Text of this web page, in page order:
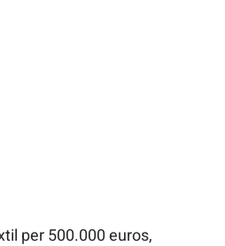
per 500.000 euros,